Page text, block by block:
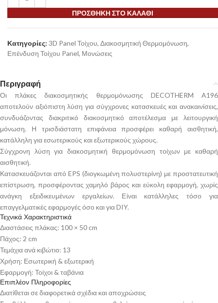
ΠΡΟΣΘΉΚΗ ΣΤΟ ΚΑΛΆΘΙ
Κατηγορίες: 3D Panel Τοίχου, Διακοσμητική Θερμομόνωση,
Επένδυση Τοίχου Panel, Μονώσεις
Περιγραφή
Οι πλάκες διακοσμητικής θερμομόνωσης DECOTHERM A196
αποτελούν αξιόπιστη λύση για σύγχρονες κατασκευές και ανακαινίσεις,
συνδυάζοντας διακριτικό διακοσμητικό αποτέλεσμα με λειτουργική
μόνωση. Η τρισδιάστατη επιφάνεια προσφέρει καθαρή αισθητική,
κατάλληλη για εσωτερικούς και εξωτερικούς χώρους.
Σύγχρονη λύση για διακοσμητική θερμομόνωση τοίχων με καθαρή
αισθητική.
Κατασκευάζονται από EPS (διογκωμένη πολυστερίνη) με προστατευτική
επίστρωση, προσφέροντας χαμηλό βάρος και εύκολη εφαρμογή, χωρίς
ανάγκη εξειδικευμένων εργαλείων. Είναι κατάλληλες τόσο για
επαγγελματικές εφαρμογές όσο και για DIY.
Τεχνικά Χαρακτηριστικά
Διαστάσεις πλάκας: 100 × 50 cm
Πάχος: 2 cm
Τεμάχια ανά κιβώτιο: 13
Χρήση: Εσωτερική & εξωτερική
Εφαρμογή: Τοίχοι & ταβάνια
Επιπλέον Πληροφορίες
Διατίθεται σε διαφορετικά σχέδια και αποχρώσεις